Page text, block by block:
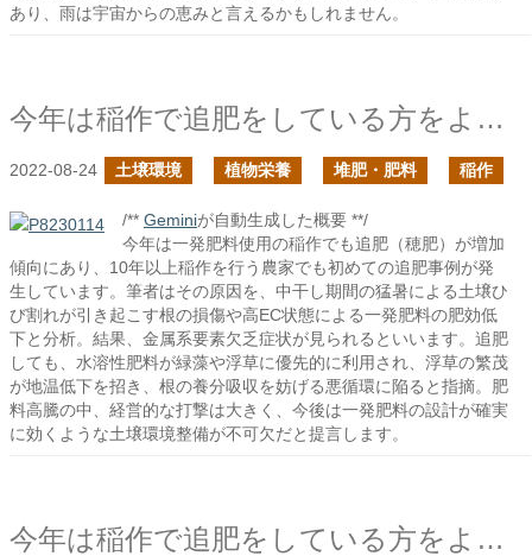
あり、雨は宇宙からの恵みと言えるかもしれません。
今年は稲作で追肥をしている方をよく見かけるの続き
2022-08-24 土壌環境 植物栄養 堆肥・肥料 稲作
/** Geminiが自動生成した概要 **/
今年は一発肥料使用の稲作でも追肥（穂肥）が増加
傾向にあり、10年以上稲作を行う農家でも初めての追肥事例が発
生しています。筆者はその原因を、中干し期間の猛暑による土壌ひ
び割れが引き起こす根の損傷や高EC状態による一発肥料の肥効低
下と分析。結果、金属系要素欠乏症状が見られるといいます。追肥
しても、水溶性肥料が緑藻や浮草に優先的に利用され、浮草の繁茂
が地温低下を招き、根の養分吸収を妨げる悪循環に陥ると指摘。肥
料高騰の中、経営的な打撃は大きく、今後は一発肥料の設計が確実
に効くような土壌環境整備が不可欠だと提言します。
今年は稲作で追肥をしている方をよく見かける